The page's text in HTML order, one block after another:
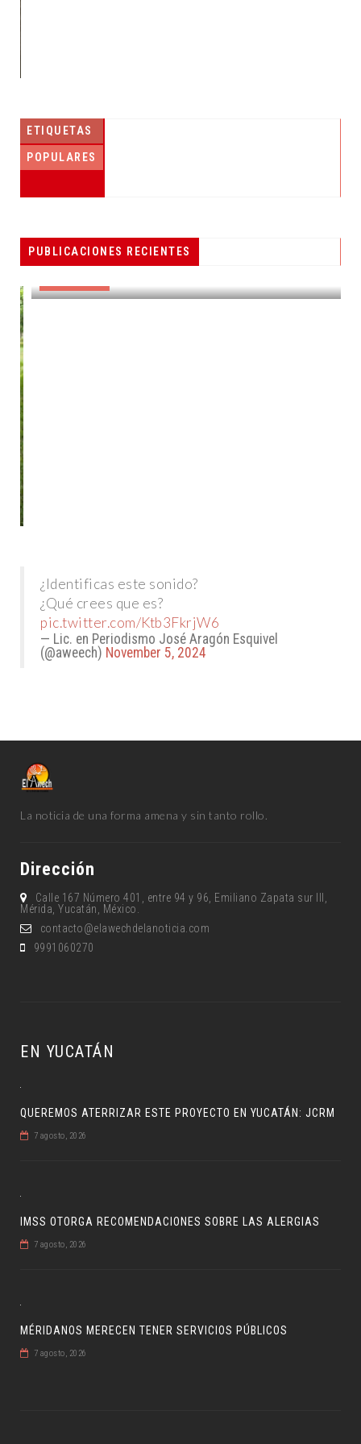
ETIQUETAS
POPULARES
PUBLICACIONES RECIENTES
PESCADORES RECIBEN EQUIPO DE
RADIOCOMUNICACIÓN
¿Identificas este sonido?
¿Qué crees que es?
pic.twitter.com/Ktb3FkrjW6
— Lic. en Periodismo José Aragón Esquivel
(@aweech) November 5, 2024
La noticia de una forma amena y sin tanto rollo.
Dirección
Calle 167 Número 401, entre 94 y 96, Emiliano Zapata sur lll,
Mérida, Yucatán, México.
contacto@elawechdelanoticia.com
9991060270
EN YUCATÁN
QUEREMOS ATERRIZAR ESTE PROYECTO EN YUCATÁN: JCRM
7 agosto, 2026
IMSS OTORGA RECOMENDACIONES SOBRE LAS ALERGIAS
7 agosto, 2026
MÉRIDANOS MERECEN TENER SERVICIOS PÚBLICOS
7 agosto, 2026